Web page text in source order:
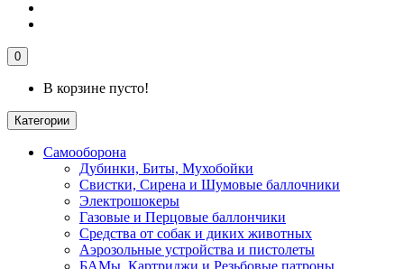
0
В корзине пусто!
Категории
Самооборона
Дубинки, Биты, Мухобойки
Свистки, Сирена и Шумовые баллочники
Электрошокеры
Газовые и Перцовые баллончики
Средства от собак и диких животных
Аэрозольные устройства и пистолеты
БАМы, Картриджи и Резьбовые патроны